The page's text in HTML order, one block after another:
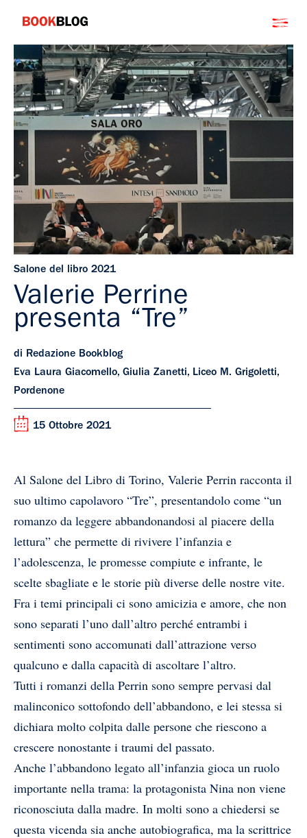
contenuto
Bookblog
Salone del libro 2021
Valerie Perrine
presenta “Tre”
di Redazione Bookblog
Eva Laura Giacomello, Giulia Zanetti, Liceo M. Grigoletti,
Pordenone
15 Ottobre 2021
Al Salone del Libro di Torino, Valerie Perrin racconta il
suo ultimo capolavoro “Tre”, presentandolo come “un
romanzo da leggere abbandonandosi al piacere della
lettura” che permette di rivivere l’infanzia e
l’adolescenza, le promesse compiute e infrante, le
scelte sbagliate e le storie più diverse delle nostre vite.
Fra i temi principali ci sono amicizia e amore, che non
sono separati l’uno dall’altro perché entrambi i
sentimenti sono accomunati dall’attrazione verso
qualcuno e dalla capacità di ascoltare l’altro.
Tutti i romanzi della Perrin sono sempre pervasi dal
malinconico sottofondo dell’abbandono, e lei stessa si
dichiara molto colpita dalle persone che riescono a
crescere nonostante i traumi del passato.
Anche l’abbandono legato all’infanzia gioca un ruolo
importante nella trama: la protagonista Nina non viene
riconosciuta dalla madre. In molti sono a chiedersi se
questa vicenda sia anche autobiografica, ma la scrittrice